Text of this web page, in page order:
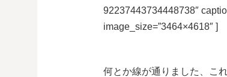
92237443734448738″
image_size=”3464×4618″ ]
何とか線が通りました、こ